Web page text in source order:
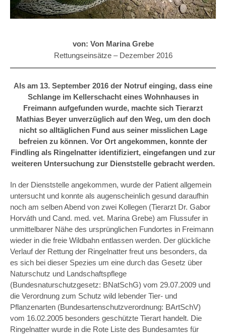
von: Von Marina Grebe
Rettungseinsätze – Dezember 2016
Als am 13. September 2016 der Notruf einging, dass eine
Schlange im Kellerschacht eines Wohnhauses in
Freimann aufgefunden wurde, machte sich Tierarzt
Mathias Beyer unverzüglich auf den Weg, um den doch
nicht so alltäglichen Fund aus seiner misslichen Lage
befreien zu können. Vor Ort angekommen, konnte der
Findling als Ringelnatter identifiziert, eingefangen und zur
weiteren Untersuchung zur Dienststelle gebracht werden.
In der Dienststelle angekommen, wurde der Patient allgemein
untersucht und konnte als augenscheinlich gesund daraufhin
noch am selben Abend von zwei Kollegen (Tierarzt Dr. Gabor
Horváth und Cand. med. vet. Marina Grebe) am Flussufer in
unmittelbarer Nähe des ursprünglichen Fundortes in Freimann
wieder in die freie Wildbahn entlassen werden. Der glückliche
Verlauf der Rettung der Ringelnatter freut uns besonders, da
es sich bei dieser Spezies um eine durch das Gesetz über
Naturschutz und Landschaftspflege
(Bundesnaturschutzgesetz: BNatSchG) vom 29.07.2009 und
die Verordnung zum Schutz wild lebender Tier- und
Pflanzenarten (Bundesartenschutzverordnung: BArtSchV)
vom 16.02.2005 besonders geschützte Tierart handelt. Die
Ringelnatter wurde in die Rote Liste des Bundesamtes für